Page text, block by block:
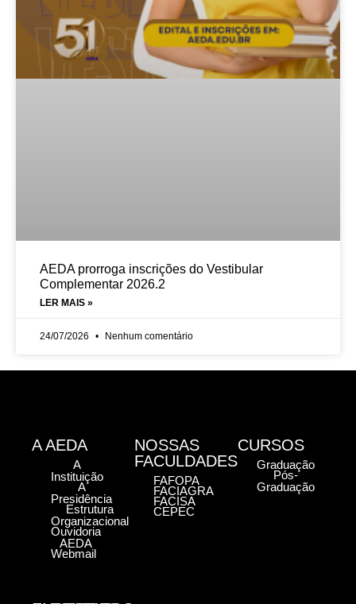
AEDA prorroga inscrições do Vestibular
Complementar 2026.2
LER MAIS »
24/07/2026 Nenhum comentário
A AEDA
A
Instituição
A
Presidência
Estrutura
Organizacional
Ouvidoria
AEDA
Webmail
NOSSAS
FACULDADES
FAFOPA
FACIAGRA
FACISA
CEPEC
CURSOS
Graduação
Pós-
Graduação